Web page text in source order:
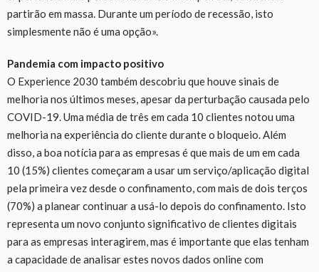
partirão em massa. Durante um período de recessão, isto
simplesmente não é uma opção».
Pandemia com impacto positivo
O Experience 2030 também descobriu que houve sinais de
melhoria nos últimos meses, apesar da perturbação causada pelo
COVID-19. Uma média de três em cada 10 clientes notou uma
melhoria na experiência do cliente durante o bloqueio. Além
disso, a boa notícia para as empresas é que mais de um em cada
10 (15%) clientes começaram a usar um serviço/aplicação digital
pela primeira vez desde o confinamento, com mais de dois terços
(70%) a planear continuar a usá-lo depois do confinamento. Isto
representa um novo conjunto significativo de clientes digitais
para as empresas interagirem, mas é importante que elas tenham
a capacidade de analisar estes novos dados online com